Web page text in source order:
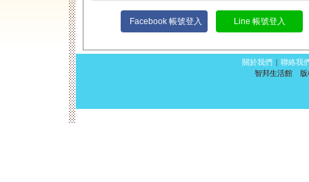
Facebook 帳號登入 Line 帳號登入
關於我們 | 聯絡我
智邦生活館 版